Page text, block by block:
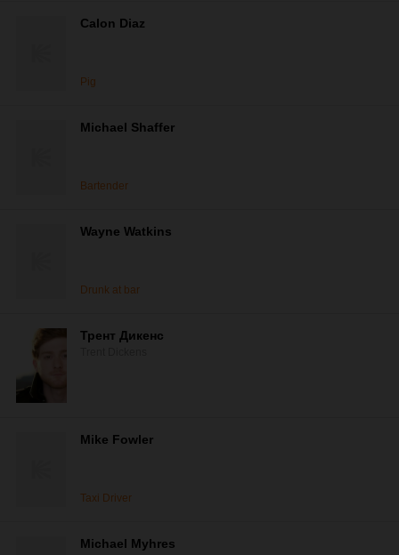
Calon Diaz
Pig
Michael Shaffer
Bartender
Wayne Watkins
Drunk at bar
Трент Дикенс
Mike Fowler
Taxi Driver
Michael Myhres